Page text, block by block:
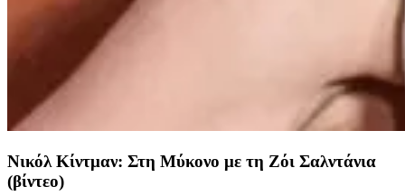
Νικόλ Κίντμαν: Στη Μύκονο με τη Ζόι Σαλντάνια
(βίντεο)